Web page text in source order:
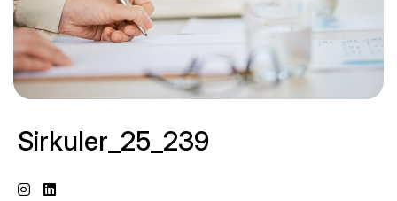
Sirkuler_25_239